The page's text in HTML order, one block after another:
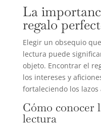
La
regalo
Elegir un obsequio
lectura puede
objeto. Encontrar el
los intereses y
fortaleciendo los lazos
Cómo conocer
lectura